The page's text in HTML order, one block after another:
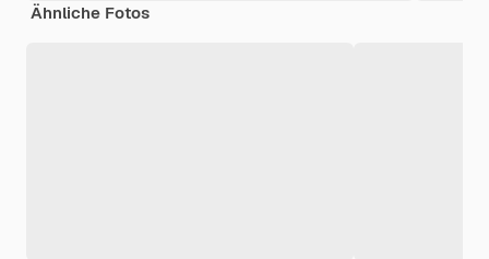
Ähnliche Fotos